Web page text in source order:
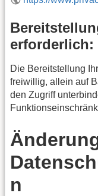
erforderlich:
Die Bereitstellung
freiwillig, allein auf
den Zugriff
n